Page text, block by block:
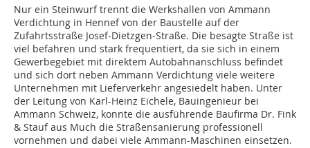
Nur ein Steinwurf trennt die Werkshallen von Ammann
Verdichtung in Hennef von der Baustelle auf der
Zufahrtsstraße Josef-Dietzgen-Straße. Die besagte Straße ist
viel befahren und stark frequentiert, da sie sich in einem
Gewerbegebiet mit direktem Autobahnanschluss befindet
und sich dort neben Ammann Verdichtung viele weitere
Unternehmen mit Lieferverkehr angesiedelt haben. Unter
der Leitung von Karl-Heinz Eichele, Bauingenieur bei
Ammann Schweiz, konnte die ausführende Baufirma Dr. Fink
& Stauf aus Much die Straßensanierung professionell
vornehmen und dabei viele Ammann-Maschinen einsetzen.